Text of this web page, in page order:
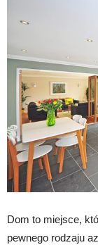
Dom to miejsce,
pewnego rodzaju